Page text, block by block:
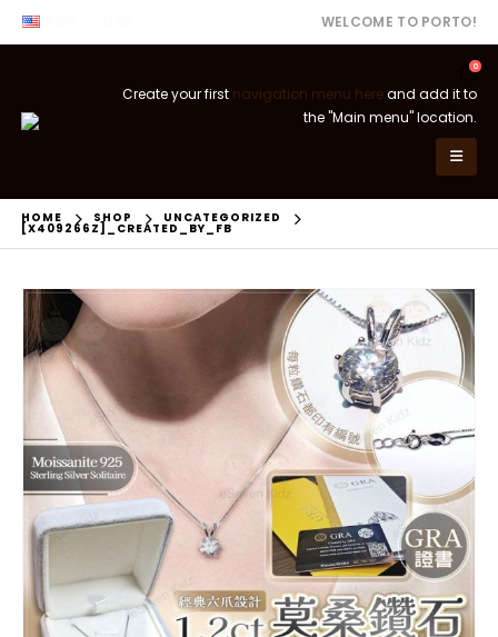
WELCOME TO PORTO!
0
Create your first navigation menu hereand add it to
the "Main menu" location.
HOME SHOP UNCATEGORIZED
[X409266Z]_CREATED_BY_FB